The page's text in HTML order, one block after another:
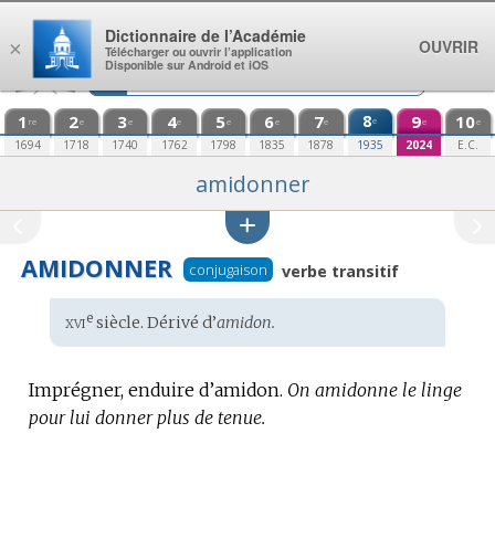
Aller au contenu
1 re
1694
2e
1718
3e
1740
4e
1762
5e
1798
6e
1835
7e
1878
8e
1935
9e
2024
10e
E.C.
amidonner
AMIDONNER conjugaison verbe transitif
Étymologie
:
xviesiècle. Dérivé d’amidon.
Imprégner, enduire d’amidon. On amidonne le linge
pour lui donner plus de tenue.
×
Dictionnaire de l’Académie
Télécharger ou ouvrir l’application
Disponible sur Android et iOS
OUVRIR